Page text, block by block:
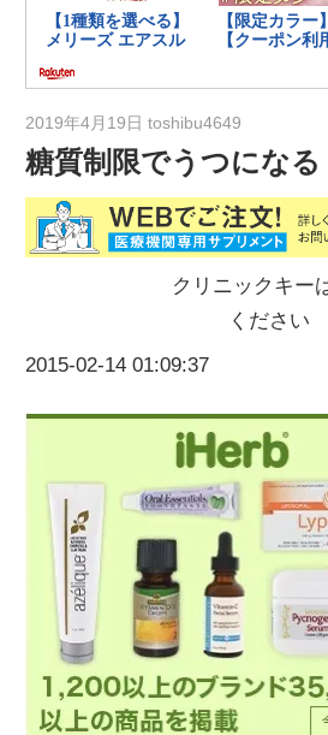
ロ
グ
2019年4月19日 toshibu4649
糖質制限でうつになる
クリニックキーは
ください
2015-02-14 01:09:37